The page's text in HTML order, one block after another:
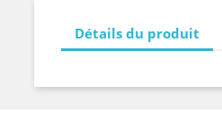
Détails du produit